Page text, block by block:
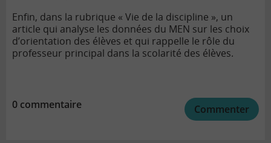
Enfin, dans la rubrique « Vie de la discipline », un
article qui analyse les données du MEN sur les choix
d’orientation des élèves et qui rappelle le rôle du
professeur principal dans la scolarité des élèves.
0 commentaire Commenter